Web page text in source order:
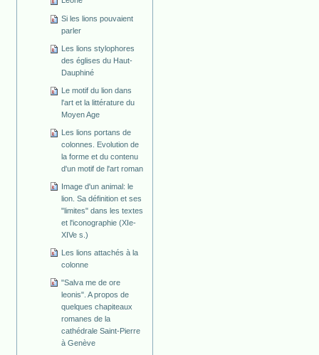
Si les lions pouvaient
parler
Les lions stylophores
des églises du Haut-
Dauphiné
Le motif du lion dans
l'art et la littérature du
Moyen Age
Les lions portans de
colonnes. Evolution de
la forme et du contenu
d'un motif de l'art roman
Image d'un animal: le
lion. Sa définition et ses
"limites" dans les textes
et l'iconographie (XIe-
XIVe s.)
Les lions attachés à la
colonne
"Salva me de ore
leonis". A propos de
quelques chapiteaux
romanes de la
cathédrale Saint-Pierre
à Genève